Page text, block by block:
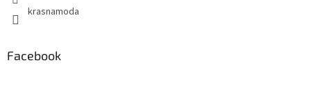
krasnamoda
Facebook